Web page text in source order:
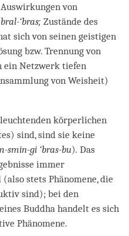
von
bral-‘bras; Zustände des
sich von seinen geistigen
bzw. Trennung von
ein Netzwerk tiefen
von Weisheit)
körperlichen
sind, sind sie keine
smin-gi ‘bras-bu). Das
immer
stets Phänomene, die
sind); bei den
Buddha handelt es sich
Phänomene.